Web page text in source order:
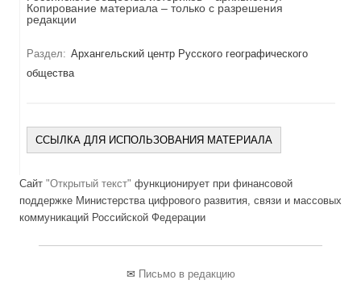
Копирование материала – только с разрешения
редакции
Раздел: Архангельский центр Русского географического
общества
ССЫЛКА ДЛЯ ИСПОЛЬЗОВАНИЯ МАТЕРИАЛА
Сайт "Открытый текст" функционирует при финансовой
поддержке Министерства цифрового развития, связи и массовых
коммуникаций Российской Федерации
✉ Письмо в редакцию